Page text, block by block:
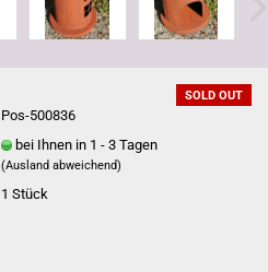
SOLD OUT
Pos-500836
bei Ihnen in 1 - 3 Tagen
(Ausland abweichend)
1Stück